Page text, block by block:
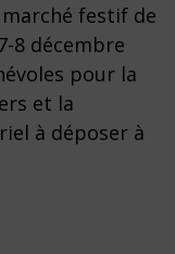
festif de
8 décembre
pour la
et la
à déposer à